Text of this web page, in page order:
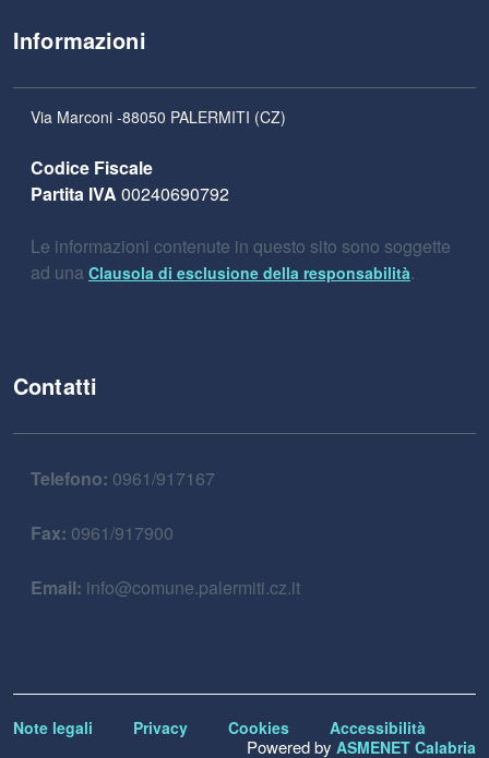
Informazioni
Via Marconi -88050 PALERMITI (CZ)
Codice Fiscale
Partita IVA 00240690792
Le informazioni contenute in questo sito sono soggette
ad una Clausola di esclusione della responsabilità.
Contatti
Telefono: 0961/917167
Fax: 0961/917900
Email: info@comune.palermiti.cz.it
Note legali Privacy Cookies Accessibilità
Powered by ASMENET Calabria